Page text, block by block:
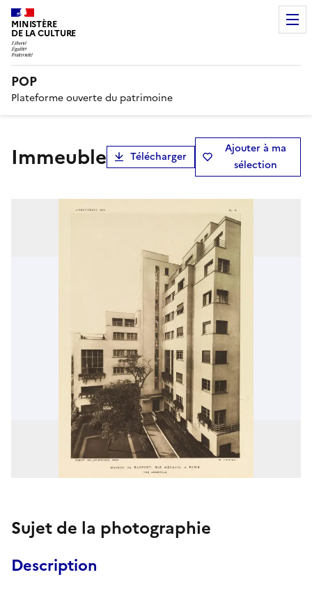
MINISTÈRE
DE LA CULTURE
POP
Plateforme ouverte du patrimoine
Immeuble Télécharger
Ajouter à ma
sélection
Sujet de la photographie
Description